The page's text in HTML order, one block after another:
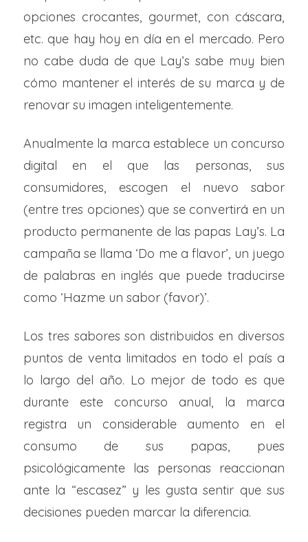
opciones crocantes, gourmet, con cáscara,
etc. que hay hoy en día en el mercado. Pero
no cabe duda de que Lay’s sabe muy bien
cómo mantener el interés de su marca y de
renovar su imagen inteligentemente.
Anualmente la marca establece un concurso
digital en el que las personas, sus
consumidores, escogen el nuevo sabor
(entre tres opciones) que se convertirá en un
producto permanente de las papas Lay’s. La
campaña se llama ‘Do me a flavor’, un juego
de palabras en inglés que puede traducirse
como ‘Hazme un sabor (favor)’.
Los tres sabores son distribuidos en diversos
puntos de venta limitados en todo el país a
lo largo del año. Lo mejor de todo es que
durante este concurso anual, la marca
registra un considerable aumento en el
consumo de sus papas, pues
psicológicamente las personas reaccionan
ante la “escasez” y les gusta sentir que sus
decisiones pueden marcar la diferencia.